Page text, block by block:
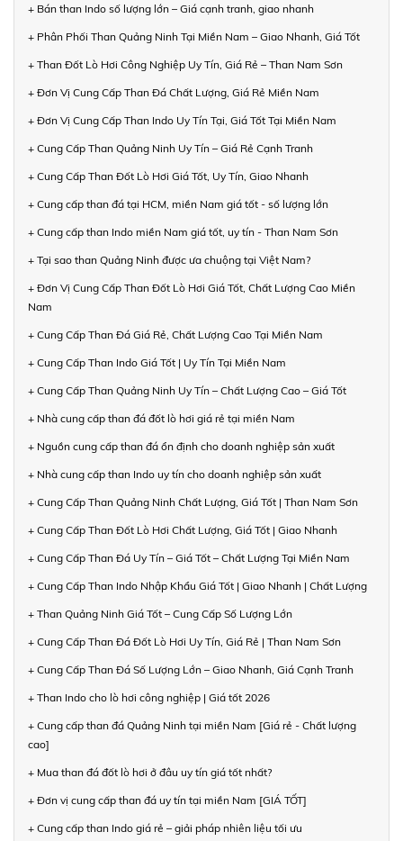
+ Bán than Indo số lượng lớn – Giá cạnh tranh, giao nhanh
+ Phân Phối Than Quảng Ninh Tại Miền Nam – Giao Nhanh, Giá Tốt
+ Than Đốt Lò Hơi Công Nghiệp Uy Tín, Giá Rẻ – Than Nam Sơn
+ Đơn Vị Cung Cấp Than Đá Chất Lượng, Giá Rẻ Miền Nam
+ Đơn Vị Cung Cấp Than Indo Uy Tín Tại, Giá Tốt Tại Miền Nam
+ Cung Cấp Than Quảng Ninh Uy Tín – Giá Rẻ Cạnh Tranh
+ Cung Cấp Than Đốt Lò Hơi Giá Tốt, Uy Tín, Giao Nhanh
+ Cung cấp than đá tại HCM, miền Nam giá tốt - số lượng lớn
+ Cung cấp than Indo miền Nam giá tốt, uy tín - Than Nam Sơn
+ Tại sao than Quảng Ninh được ưa chuộng tại Việt Nam?
+ Đơn Vị Cung Cấp Than Đốt Lò Hơi Giá Tốt, Chất Lượng Cao Miền
Nam
+ Cung Cấp Than Đá Giá Rẻ, Chất Lượng Cao Tại Miền Nam
+ Cung Cấp Than Indo Giá Tốt | Uy Tín Tại Miền Nam
+ Cung Cấp Than Quảng Ninh Uy Tín – Chất Lượng Cao – Giá Tốt
+ Nhà cung cấp than đá đốt lò hơi giá rẻ tại miền Nam
+ Nguồn cung cấp than đá ổn định cho doanh nghiệp sản xuất
+ Nhà cung cấp than Indo uy tín cho doanh nghiệp sản xuất
+ Cung Cấp Than Quảng Ninh Chất Lượng, Giá Tốt | Than Nam Sơn
+ Cung Cấp Than Đốt Lò Hơi Chất Lượng, Giá Tốt | Giao Nhanh
+ Cung Cấp Than Đá Uy Tín – Giá Tốt – Chất Lượng Tại Miền Nam
+ Cung Cấp Than Indo Nhập Khẩu Giá Tốt | Giao Nhanh | Chất Lượng
+ Than Quảng Ninh Giá Tốt – Cung Cấp Số Lượng Lớn
+ Cung Cấp Than Đá Đốt Lò Hơi Uy Tín, Giá Rẻ | Than Nam Sơn
+ Cung Cấp Than Đá Số Lượng Lớn – Giao Nhanh, Giá Cạnh Tranh
+ Than Indo cho lò hơi công nghiệp | Giá tốt 2026
+ Cung cấp than đá Quảng Ninh tại miền Nam [Giá rẻ - Chất lượng
cao]
+ Mua than đá đốt lò hơi ở đâu uy tín giá tốt nhất?
+ Đơn vị cung cấp than đá uy tín tại miền Nam [GIÁ TỐT]
+ Cung cấp than Indo giá rẻ – giải pháp nhiên liệu tối ưu